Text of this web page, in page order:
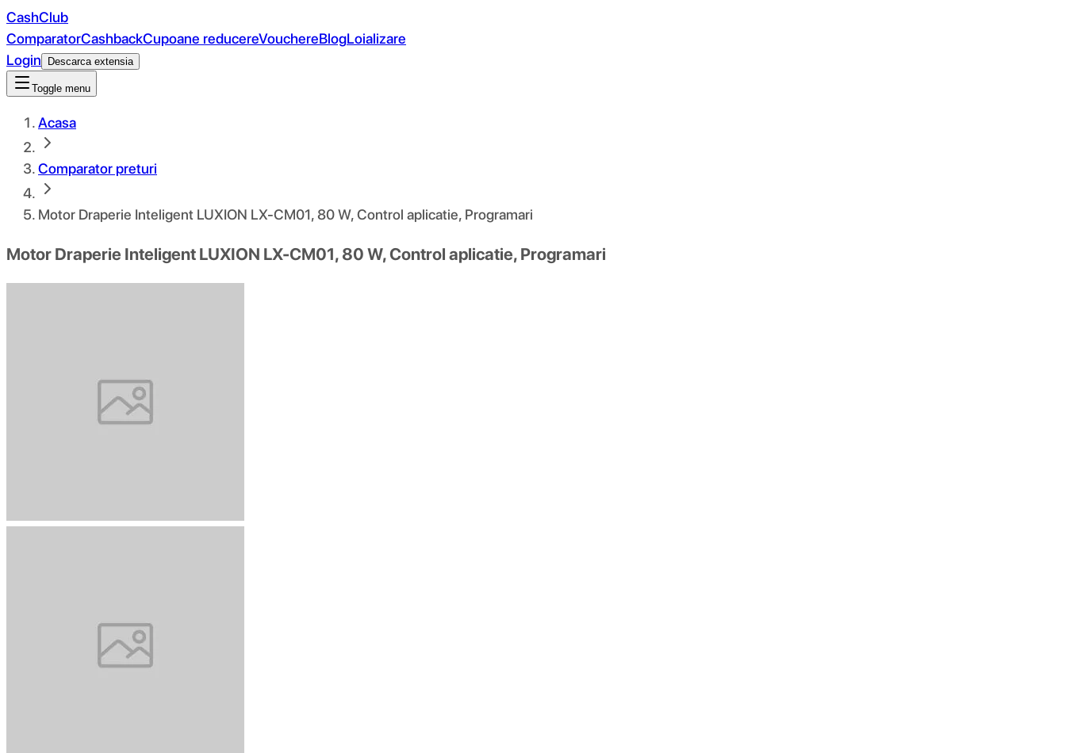
CashClub
ComparatorCashbackCupoane reducereVouchereBlogLoializare
Login
Descarca extensia
Toggle menu
Acasa
Comparator preturi
Motor Draperie Inteligent LUXION LX-CM01, 80 W, Control aplicatie, Programari
Motor Draperie Inteligent LUXION LX-CM01, 80 W, Control aplicatie, Programari